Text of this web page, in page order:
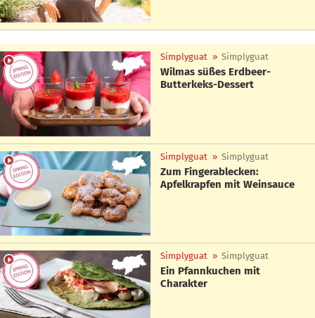
Simplyguat » Simplyguat
Wilmas süßes Erdbeer-
Butterkeks-Dessert
Simplyguat » Simplyguat
Zum Fingerablecken:
Apfelkrapfen mit Weinsauce
Simplyguat » Simplyguat
Ein Pfannkuchen mit
Charakter